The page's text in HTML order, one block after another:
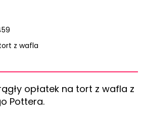
z wafla
opłatek na tort z wafla z
Pottera.